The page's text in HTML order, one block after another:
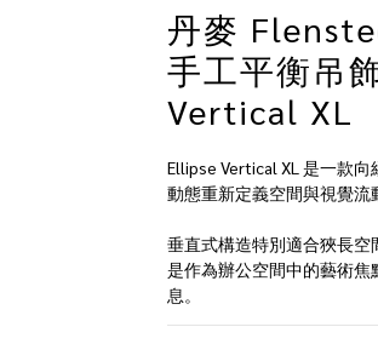
丹麥
手工平衡吊
Vertical XL
Ellipse Vertical XL 是一款
動態重新定義空間與視覺流
垂直式構造特別適合狹長
是作為辦公空間中的藝術
息。